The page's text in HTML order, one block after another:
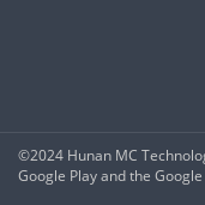
©2024 Hunan MC
Google Play and the